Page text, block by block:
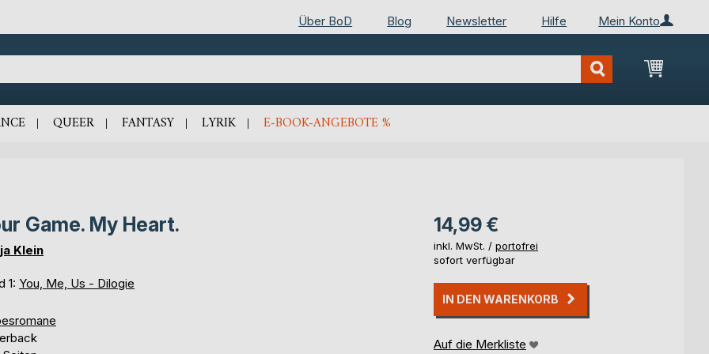
Mein Konto
Über BoD Blog Newsletter Hilfe
Mein
QUEER FANTASY LYRIK E-BOOK-ANGEBOTE %
Game. My Heart.
Klein
1: You, Me, Us - Dilogie
14,99 €
inkl. MwSt. / portofrei
sofort verfügbar
IN DEN WARENKORB
Auf die Merkliste